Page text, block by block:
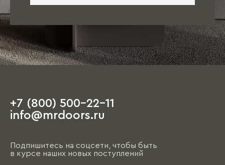
+7 (800) 500-22-11
info@mrdoors.ru
Подпишитесь на соцсети, чтобы быть
в курсе наших новых поступлений